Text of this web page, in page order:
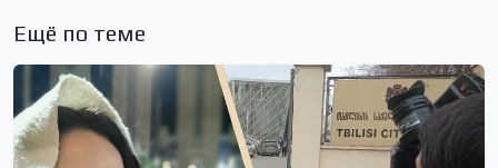
Ещё по теме